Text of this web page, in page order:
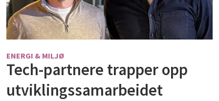
ENERGI & MILJØ
Tech-partnere trapper opp
utviklingssamarbeidet